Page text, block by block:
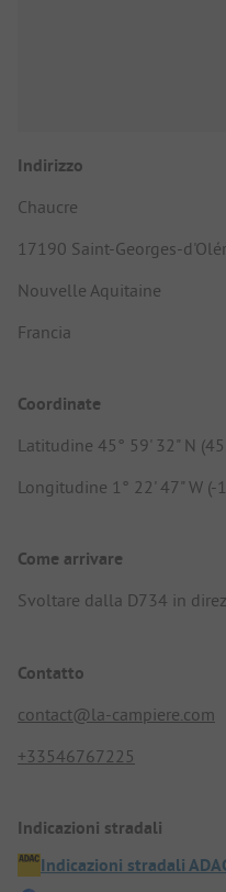
Indirizzo
Chaucre
17190 Saint-Georges-
Nouvelle Aquitaine
Francia
Coordinate
Latitudine 45° 59' 32" N
Longitudine 1° 22' 47" W (-
Come arrivare
Svoltare dalla D734 in
Contatto
contact@la-campiere.com
+33546767225
Indicazioni stradali
Indicazioni stradali